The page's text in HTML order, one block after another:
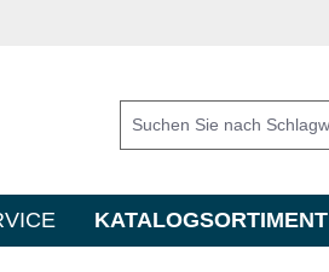
KATALOGSORTIMENT